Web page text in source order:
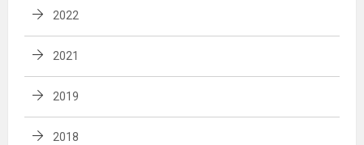
2022
2021
2019
2018